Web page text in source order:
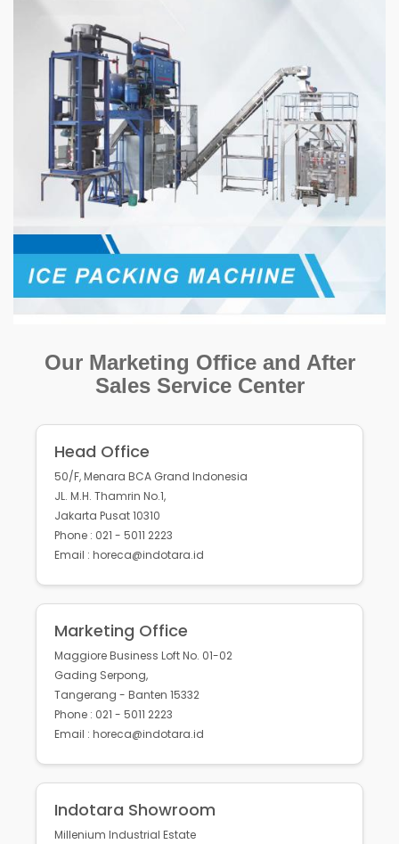
Our Marketing Office and After
Sales Service Center
Head Office
50/F, Menara BCA Grand Indonesia
JL. M.H. Thamrin No.1,
Jakarta Pusat 10310
Phone : 021 - 5011 2223
Email : horeca@indotara.id
Marketing Office
Maggiore Business Loft No. 01-02
Gading Serpong,
Tangerang - Banten 15332
Phone : 021 - 5011 2223
Email : horeca@indotara.id
Indotara Showroom
Millenium Industrial Estate